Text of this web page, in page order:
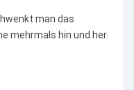
man das
mehrmals hin und her.